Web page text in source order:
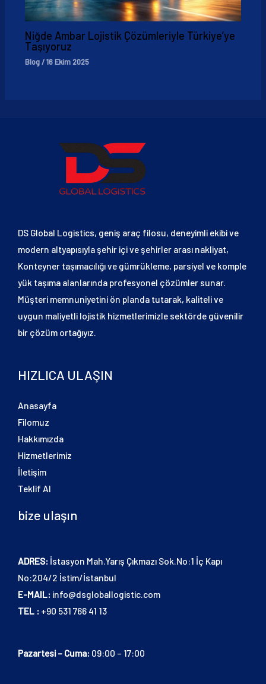
Niğde Ambar Lojistik Çözümleriyle Türkiye’ye
Taşıyoruz
Blog/16 Ekim 2025
DS Global Logistics, geniş araç filosu, deneyimli ekibi ve
modern altyapısıyla şehir içi ve şehirler arası nakliyat,
Konteyner taşımacılığı ve gümrükleme, parsiyel ve komple
yük taşıma alanlarında profesyonel çözümler sunar.
Müşteri memnuniyetini ön planda tutarak, kaliteli ve
uygun maliyetli lojistik hizmetlerimizle sektörde güvenilir
bir çözüm ortağıyız.
HIZLICA ULAŞIN
Anasayfa
Filomuz
Hakkımızda
Hizmetlerimiz
İletişim
Teklif Al
bize ulaşın
ADRES: İstasyon Mah.Yarış Çıkmazı Sok.No:1 İç Kapı
No:204/2 İstim/İstanbul
E-MAIL: info@dsgloballogistic.com
TEL : +90 531 766 41 13
Pazartesi – Cuma: 09:00 – 17:00